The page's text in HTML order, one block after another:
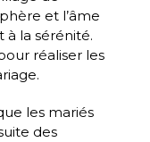
et l’âme
à la sérénité.
réaliser les
les mariés
des